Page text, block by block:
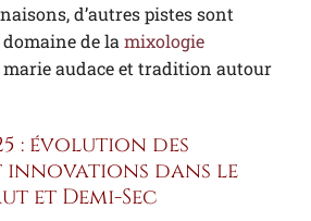
d’autres pistes sont
de lamixologie
marie audace et tradition autour
: évolution des
innovations dans le
et Demi-Sec